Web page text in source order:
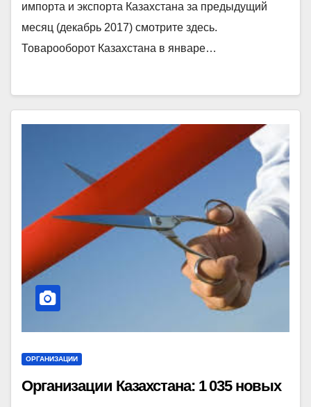
импорта и экспорта Казахстана за предыдущий
месяц (декабрь 2017) смотрите здесь.
Товарооборот Казахстана в январе…
ОРГАНИЗАЦИИ
Организации Казахстана: 1 035 новых